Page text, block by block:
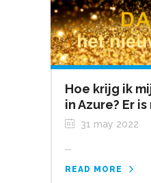
Hoe krijg ik
in Azure? Er
31 may 2022
...
READ MORE